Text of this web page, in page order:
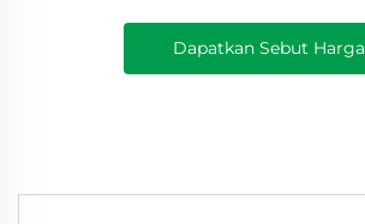
Dapatkan Sebut Harga